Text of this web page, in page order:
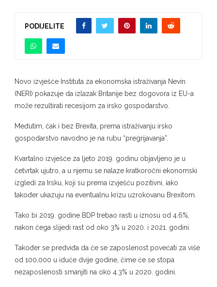
PODIJELITE
Novo izvješće Instituta za ekonomska istraživanja Nevin
(NERI) pokazuje da izlazak Britanije bez dogovora iz EU-a
može rezultirati recesijom za irsko gospodarstvo.
Međutim, čak i bez Brexita, prema istraživanju irsko
gospodarstvo navodno je na rubu “pregrijavanja”.
Kvartalno izvješće za ljeto 2019. godinu objavljeno je u
četvrtak ujutro, a u njemu se nalaze kratkoročni ekonomski
izgledi za Irsku, koji su prema izvješću pozitivni, iako
također ukazuju na eventualnu krizu uzrokovanu Brexitom.
Tako bi 2019. godine BDP trebao rasti u iznosu od 4.6%,
nakon čega slijedi rast od oko 3% u 2020. i 2021. godini.
Također se predviđa da će se zaposlenost povećati za više
od 100,000 u iduće dvije godine, čime će se stopa
nezaposlenosti smanjiti na oko 4.3% u 2020. godini.